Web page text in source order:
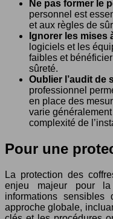
Ne pas former le
personnel est
et aux règles de
Ignorer les mises
logiciels et les
faibles et
sûreté.
Oublier l’audit de
professionnel
en place des
varie
complexité de
Pour une
La protection des
enjeu majeur pour
informations sensibles
approche globale,